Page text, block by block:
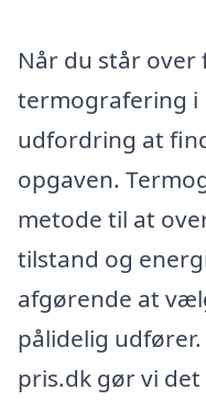
Når du står
termografering i
udfordring at
opgaven.
metode til at
tilstand og
afgørende at
pålidelig
pris.dk gør vi